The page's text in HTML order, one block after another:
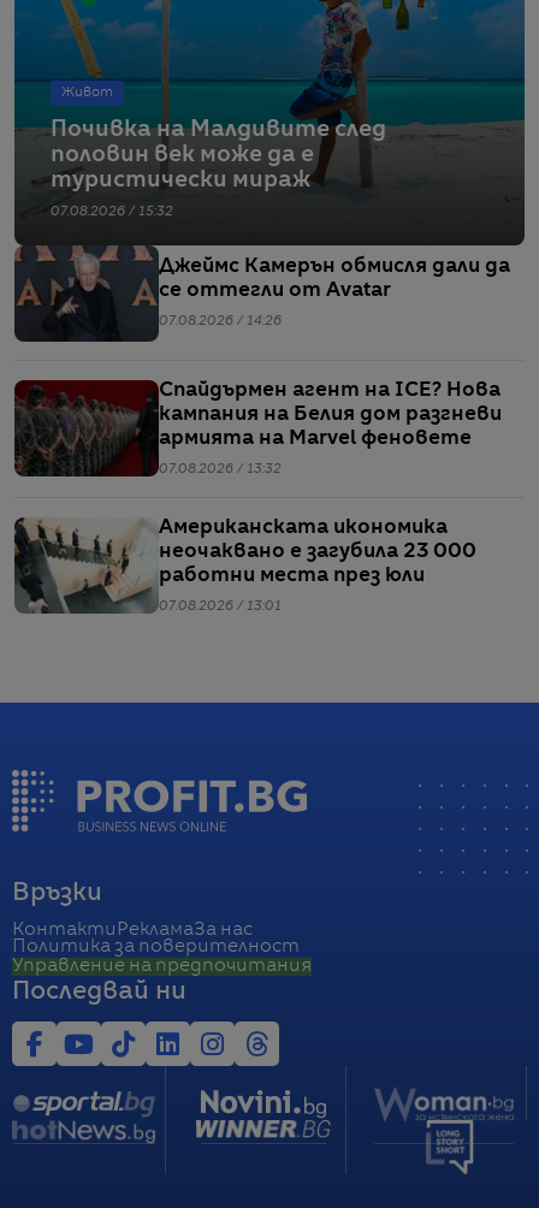
Живот
Почивка на Малдивите след
половин век може да е
туристически мираж
07.08.2026 / 15:32
Джеймс Камерън обмисля дали да
се оттегли от Avatar
07.08.2026 / 14:26
Спайдърмен агент на ICE? Нова
кампания на Белия дом разгневи
армията на Marvel феновете
07.08.2026 / 13:32
Американската икономика
неочаквано е загубила 23 000
работни места през юли
07.08.2026 / 13:01
Връзки
Контакти РекламаЗа нас
Политика за поверителност
Управление на предпочитания
Последвай ни